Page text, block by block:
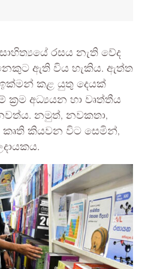
රසය නැති වේද
ඇති විය හැකිය. ඇත්ත
කළ යුතු දෙයක්
අධ්‍යයන හා වෘත්තීය
නමුත්, නවකතා,
කෘති කියවන විට සෙමින්,